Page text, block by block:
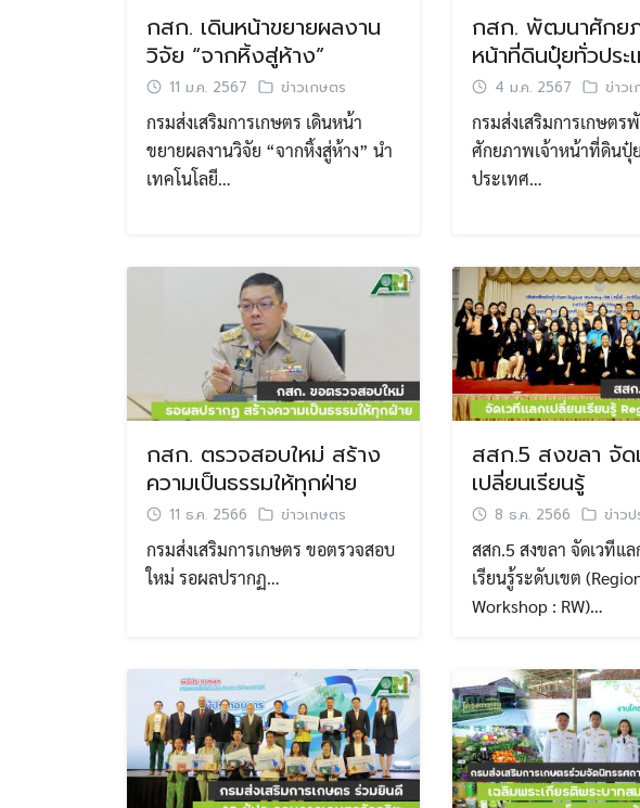
กสก. เดินหน้าขยายผลงาน
วิจัย “จากหิ้งสู่ห้าง”
11 ม.ค. 2567 ข่าวเกษตร
กรมส่งเสริมการเกษตร เดินหน้า
ขยายผลงานวิจัย “จากหิ้งสู่ห้าง” นำ
เทคโนโลยี…
กสก. พัฒนาศักยภ
หน้าที่ดินปุ๋ยทั่วประ
4 ม.ค. 2567 ข่าว
กรมส่งเสริมการเกษตร
ศักยภาพเจ้าหน้าที่ดินปุ๋
ประเทศ…
กสก. ตรวจสอบใหม่ สร้าง
ความเป็นธรรมให้ทุกฝ่าย
11 ธ.ค. 2566 ข่าวเกษตร
กรมส่งเสริมการเกษตร ขอตรวจสอบ
ใหม่ รอผลปรากฏ…
สสก.5 สงขลา จัด
เปลี่ยนเรียนรู้
8 ธ.ค. 2566 ข่าว
สสก.5 สงขลา จัดเวทีแ
เรียนรู้ระดับเขต
Workshop : RW)…